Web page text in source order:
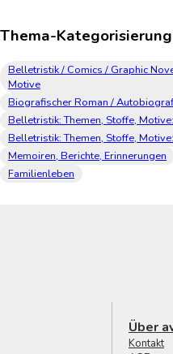
Thema-Kategorisierung
Belletristik / Comics / Graphic
Motive
Biografischer Roman /
Belletristik: Themen, Stoffe,
Belletristik: Themen, Stoffe,
Memoiren, Berichte, Erinnerungen
Familienleben
Über
Kontakt